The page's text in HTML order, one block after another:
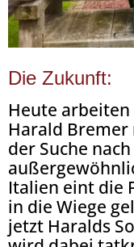
Die Zukunft:
Heute
Harald
der Suche
Italien eint die
in die Wiege
jetzt Haralds